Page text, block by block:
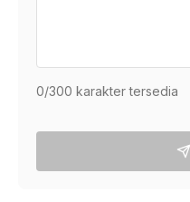
0/300 karakter tersedia